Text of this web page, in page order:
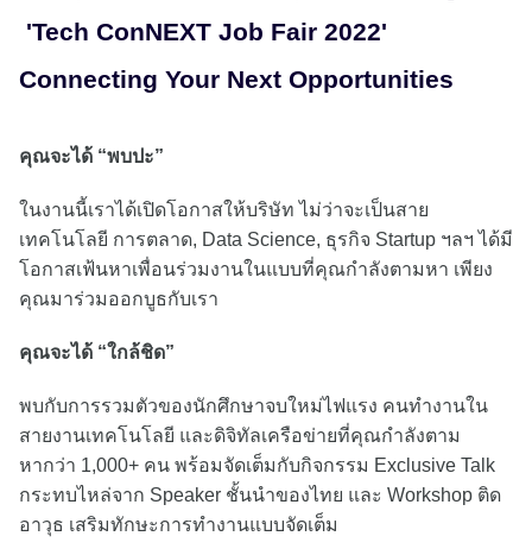
'Tech ConNEXT Job Fair 2022'
Connecting Your Next Opportunities
คุณจะได้ “พบปะ”
ในงานนี้เราได้เปิดโอกาสให้บริษัท ไม่ว่าจะเป็นสาย
เทคโนโลยี การตลาด, Data Science, ธุรกิจ Startup ฯลฯ ได้มี
โอกาสเฟ้นหาเพื่อนร่วมงานในแบบที่คุณกำลังตามหา เพียง
คุณมาร่วมออกบูธกับเรา
คุณจะได้ “ใกล้ชิด”
พบกับการรวมตัวของนักศึกษาจบใหม่ไฟแรง คนทำงานใน
สายงานเทคโนโลยี และดิจิทัลเครือข่ายที่คุณกำลังตาม
หากว่า 1,000+ คน พร้อมจัดเต็มกับกิจกรรม Exclusive Talk
กระทบไหล่จาก Speaker ชั้นนำของไทย และ Workshop ติด
อาวุธ เสริมทักษะการทำงานแบบจัดเต็ม